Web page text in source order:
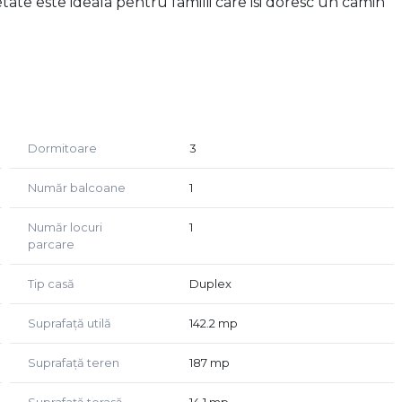
hol, vestibul si o terasa semi-acoperita.
hol si un balcon
Dormitoare 3
Număr balcoane 1
Număr locuri
parcare
1
Tip casă Duplex
Suprafață utilă 142.2 mp
Suprafață teren 187 mp